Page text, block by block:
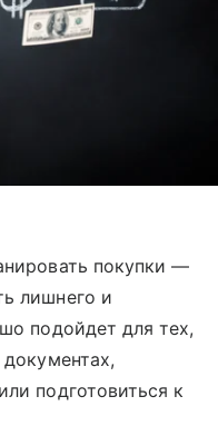
покупки —
лишнего и
подойдет для тех,
подготовиться к